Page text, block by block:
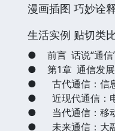
漫画插图 巧妙诠
生活实例 贴切类
●
前言 话说“通信
●
第1章 通信发
●
古代通信：信
●
近现代通信：
●
当代通信：移
●
未来通信：大